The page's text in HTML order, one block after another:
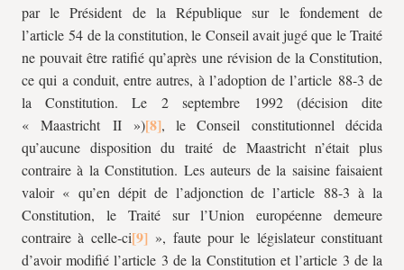
par le Président de la République sur le fondement de
l’article 54 de la constitution, le Conseil avait jugé que le Traité
ne pouvait être ratifié qu’après une révision de la Constitution,
ce qui a conduit, entre autres, à l’adoption de l’article 88-3 de
la Constitution. Le 2 septembre 1992 (décision dite
« Maastricht II »)
, le Conseil constitutionnel décida
qu’aucune disposition du traité de Maastricht n’était plus
contraire à la Constitution. Les auteurs de la saisine faisaient
valoir « qu’en dépit de l’adjonction de l’article 88-3 à la
Constitution, le Traité sur l’Union européenne demeure
contraire à celle-ci
», faute pour le législateur constituant
d’avoir modifié l’article 3 de la Constitution et l’article 3 de la